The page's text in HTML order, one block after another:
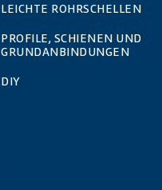
LEICHTE ROHRSCHELLEN
PROFILE, SCHIENEN UND
GRUNDANBINDUNGEN
DIY